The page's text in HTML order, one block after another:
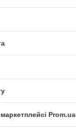
Prom.ua